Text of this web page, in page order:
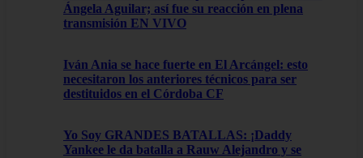
Ángela Aguilar; así fue su reacción en plena
transmisión EN VIVO
Iván Ania se hace fuerte en El Arcángel: esto
necesitaron los anteriores técnicos para ser
destituidos en el Córdoba CF
Yo Soy GRANDES BATALLAS: ¡Daddy
Yankee le da batalla a Rauw Alejandro y se